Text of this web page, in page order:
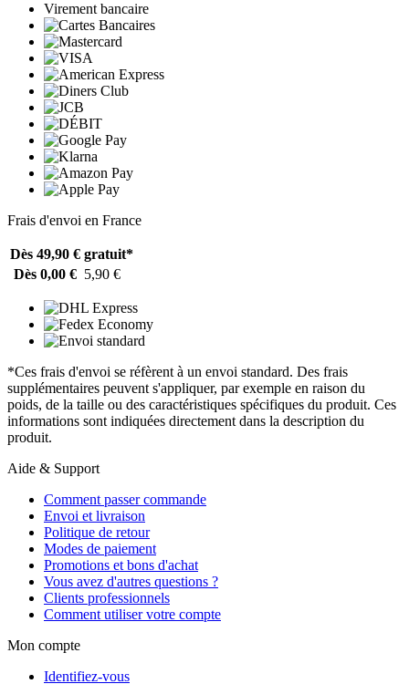
Virement bancaire
Frais d'envoi en France
Dès 49,90 € gratuit*
Dès 0,00 € 5,90 €
*Ces frais d'envoi se réfèrent à un envoi standard. Des frais
supplémentaires peuvent s'appliquer, par exemple en raison du
poids, de la taille ou des caractéristiques spécifiques du produit. Ces
informations sont indiquées directement dans la description du
produit.
Aide & Support
Comment passer commande
Envoi et livraison
Politique de retour
Modes de paiement
Promotions et bons d'achat
Vous avez d'autres questions ?
Clients professionnels
Comment utiliser votre compte
Mon compte
Identifiez-vous